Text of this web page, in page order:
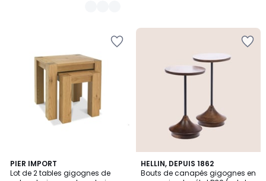
PIER IMPORT
Lot de 2 tables gigognes de
1
/
HELLIN, DEPUIS 1862
Bouts de canapés gigognes en